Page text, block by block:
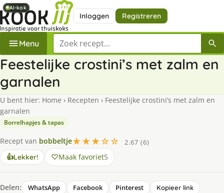
Inloggen Registreren
Menu Zoek een recept
Feestelijke crostini’s met zalm en
garnalen
U bent hier: Home › Recepten › Feestelijke crostini’s met zalm en
garnalen
Borrelhapjes & tapas
Recept van bobbeltje★★★☆☆
2.67 (6)
👍Lekker! Maak favoriet5
Delen: WhatsApp Facebook Pinterest
Kopieer link
AI-kok
AI-kok
AI-kok
AI-kok